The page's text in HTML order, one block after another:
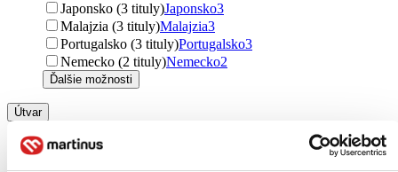
Japonsko (3 tituly)Japonsko3
Malajzia (3 tituly)Malajzia3
Portugalsko (3 tituly)Portugalsko3
Nemecko (2 tituly)Nemecko2
Ďalšie možnosti
Útvar
poviedky (29 titulov)